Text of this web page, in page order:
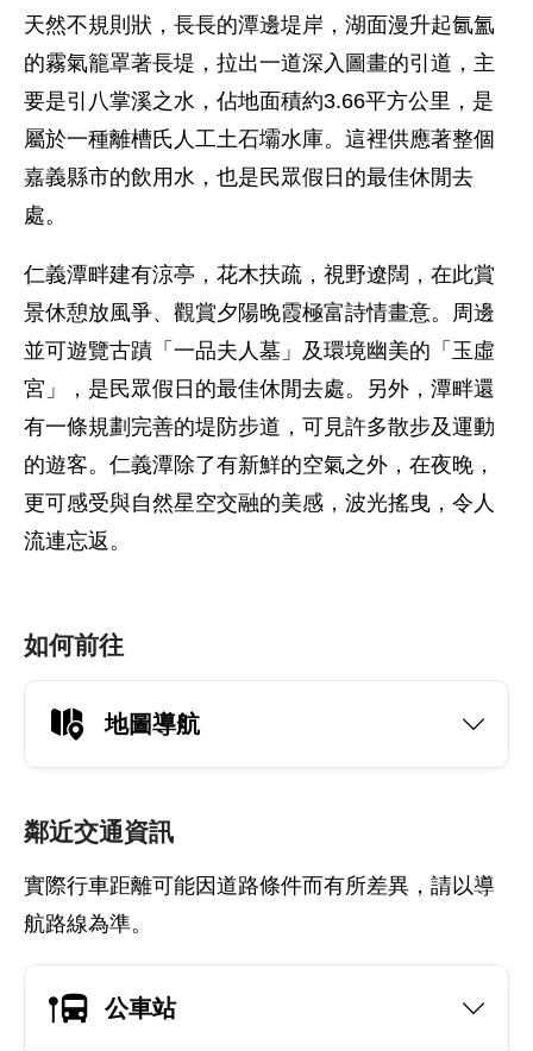
天然不規則狀，長長的潭邊堤岸，湖面漫升起氤氳
的霧氣籠罩著長堤，拉出一道深入圖畫的引道，主
要是引八掌溪之水，佔地面積約3.66平方公里，是
屬於一種離槽氏人工土石壩水庫。這裡供應著整個
嘉義縣市的飲用水，也是民眾假日的最佳休閒去
處。
仁義潭畔建有涼亭，花木扶疏，視野遼闊，在此賞
景休憩放風爭、觀賞夕陽晚霞極富詩情畫意。周邊
並可遊覽古蹟「一品夫人墓」及環境幽美的「玉虛
宮」，是民眾假日的最佳休閒去處。另外，潭畔還
有一條規劃完善的堤防步道，可見許多散步及運動
的遊客。仁義潭除了有新鮮的空氣之外，在夜晚，
更可感受與自然星空交融的美感，波光搖曳，令人
流連忘返。
如何前往
地圖導航
鄰近交通資訊
實際行車距離可能因道路條件而有所差異，請以導
航路線為準。
公車站